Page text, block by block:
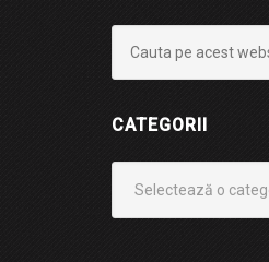
CATEGORII